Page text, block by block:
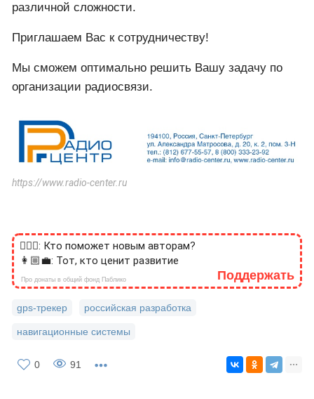
различной сложности.
Приглашаем Вас к сотрудничеству!
Мы сможем оптимально решить Вашу задачу по
организации радиосвязи.
https://www.radio-center.ru
🙎🏻‍♂️: Кто поможет новым авторам?
👩🏼‍💼: Тот, кто ценит развитие
Поддержать
Про донаты в общий фонд Паблико
gps-трекер российская разработка
навигационные системы
0 91